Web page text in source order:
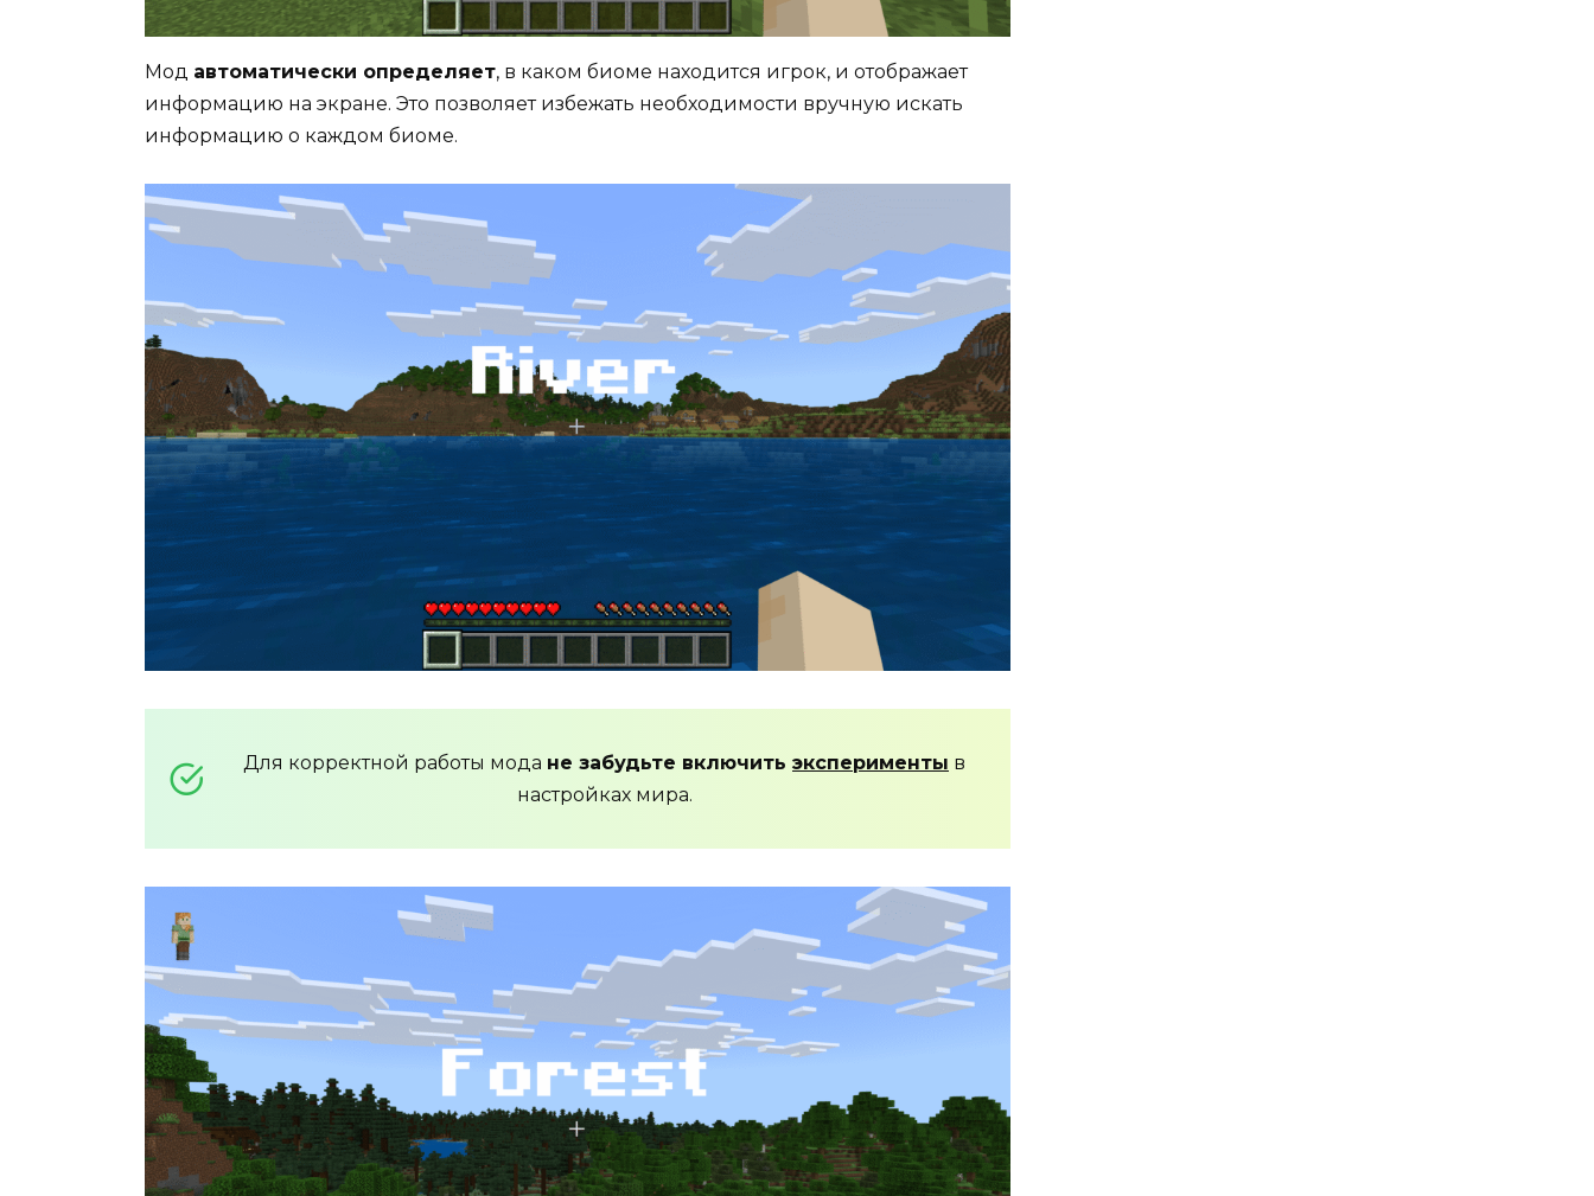
Мод автоматически определяет, в каком биоме находится игрок, и отображает
информацию на экране. Это позволяет избежать необходимости вручную искать
информацию о каждом биоме.
Для корректной работы мода не забудьте включить эксперименты в
настройках мира.